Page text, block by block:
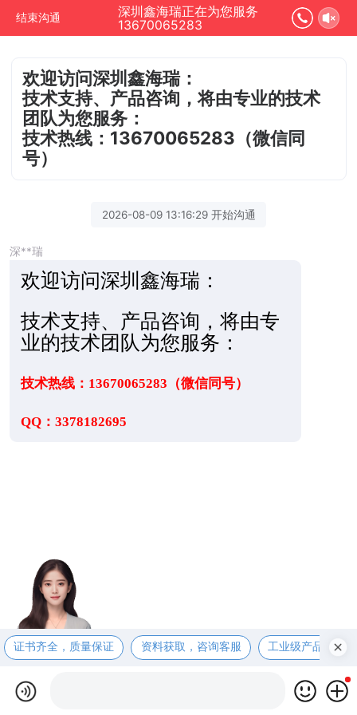
结束沟通
深圳鑫海瑞正在为您服务
13670065283
欢迎访问深圳鑫海瑞：
技术支持、产品咨询，将由专业的技术
团队为您服务：
技术热线：13670065283（微信同
号）
2026-08-09 13:16:29 开始沟通
深**瑞
欢迎访问深圳鑫海瑞：
技术支持、产品咨询，将由专
业的技术团队为您服务：
技术热线：13670065283（微信同号）
QQ：3378182695
证书齐全，质量保证 资料获取，咨询客服 工业级产品，售